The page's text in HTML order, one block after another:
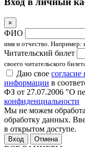
×
ФИО
имя и отчество. Например:
Читательский билет
своего читательского
Даю свое
информации в
ФЗ от 27.07.2006 "О
конфиденциальности
Мы не можем
обработку данных.
в открытом доступе.
Отмена